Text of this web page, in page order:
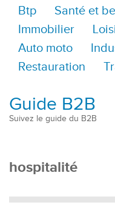
Btp
Santé et
Immobilier
Auto moto
Restauration
Guide B2B
Suivez le guide du B2B
hospitalité